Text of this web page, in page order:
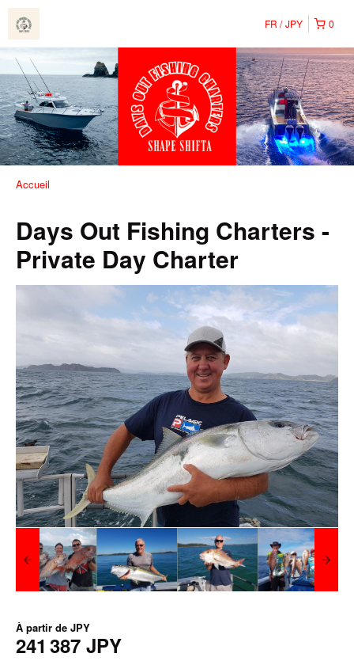
0
FR JPY
Accueil
Days Out Fishing Charters -
Private Day Charter
À partir de JPY
241 387 JPY